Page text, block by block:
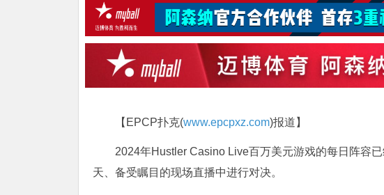
【EPCP扑克(www.epcpxz.com)报道】
2024年Hustler Casino Live百万美元游戏的每日阵容
天、备受瞩目的现场直播中进行对决。